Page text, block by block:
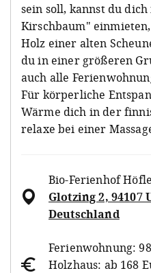
sein soll, kannst du
Kirschbaum"
Holz einer alten
du in einer größeren
auch alle
Für körperliche
Wärme dich in der
relaxe bei einer
Bio-Ferienhof
Glotzing 2, 94107
Deutschland
Ferienwohnung:
Holzhaus: ab 168